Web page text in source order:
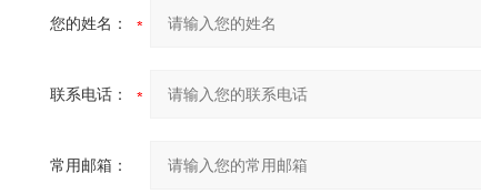
您的姓名：
联系电话：
常用邮箱：